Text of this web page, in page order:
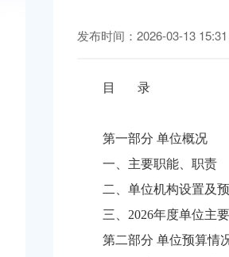
发布时间：2026-03-13 15:31
目 录
第一部分 单位概况
一、主要职能、职责
二、单位机构设置及
三、2026年度单位主
第二部分 单位预算情